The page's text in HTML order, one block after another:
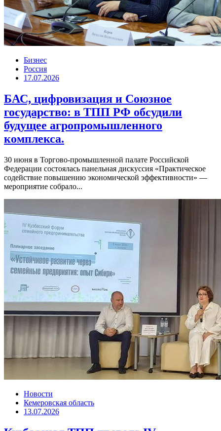
Бизнес
Россия
17.07.2026
БАС, цифровизация и Союзное
государство: в ТПП РФ обсудили
будущее агропромышленного
комплекса.
30 июня в Торгово-промышленной палате Российской
Федерации состоялась панельная дискуссия «Практическое
содействие повышению экономической эффективности» —
мероприятие собрало...
Новости
Кемеровская область
13.07.2026